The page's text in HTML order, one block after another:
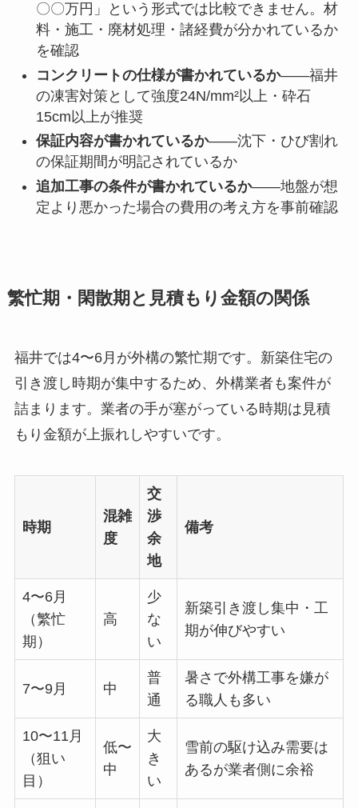
〇〇万円」という形式では比較できません。材
料・施工・廃材処理・諸経費が分かれているか
を確認
コンクリートの仕様が書かれているか——福井
の凍害対策として強度24N/mm²以上・砕石
15cm以上が推奨
保証内容が書かれているか——沈下・ひび割れ
の保証期間が明記されているか
追加工事の条件が書かれているか——地盤が想
定より悪かった場合の費用の考え方を事前確認
繁忙期・閑散期と見積もり金額の関係
福井では4〜6月が外構の繁忙期です。新築住宅の
引き渡し時期が集中するため、外構業者も案件が
詰まります。業者の手が塞がっている時期は見積
もり金額が上振れしやすいです。
時期
混雑
度
交
渉
余
地
備考
4〜6月
（繁忙
期）
高
少
な
い
新築引き渡し集中・工
期が伸びやすい
7〜9月 中
普
通
暑さで外構工事を嫌が
る職人も多い
10〜11月
（狙い
目）
低〜
中
大
き
い
雪前の駆け込み需要は
あるが業者側に余裕